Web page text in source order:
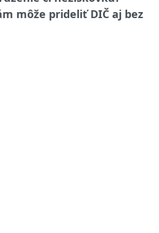
môže prideliť DIČ aj bez